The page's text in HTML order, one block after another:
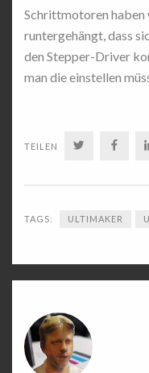
Schrittmotoren
runtergehängt, dass
den Stepper-Driver
man die einstellen
TEILEN TWITTER
TAGS: ULTIMAKER